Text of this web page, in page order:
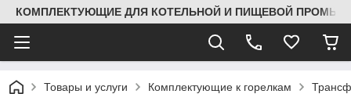
КОМПЛЕКТУЮЩИЕ ДЛЯ КОТЕЛЬНОЙ И ПИЩЕВОЙ
Товары и услуги Комплектующие к горелкам